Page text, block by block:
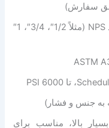
مطابق استاندارد NPS (مثلاً 1/2″، 3/4″، 1″
بسیار بالا، مناسب برای